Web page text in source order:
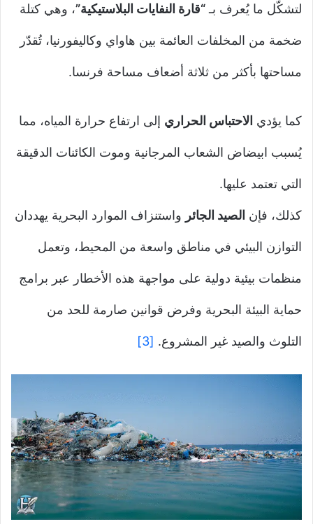
لتشكّل ما يُعرف بـ “قارة النفايات البلاستيكية”، وهي كتلة
ضخمة من المخلفات العائمة بين هاواي وكاليفورنيا، تُقدّر
مساحتها بأكثر من ثلاثة أضعاف مساحة فرنسا.
كما يؤدي الاحتباس الحراري إلى ارتفاع حرارة المياه، مما
يُسبب ابيضاض الشعاب المرجانية وموت الكائنات الدقيقة
التي تعتمد عليها.
كذلك، فإن الصيد الجائر واستنزاف الموارد البحرية يهددان
التوازن البيئي في مناطق واسعة من المحيط، وتعمل
منظمات بيئية دولية على مواجهة هذه الأخطار عبر برامج
حماية البيئة البحرية وفرض قوانين صارمة للحد من
التلوث والصيد غير المشروع. [3]